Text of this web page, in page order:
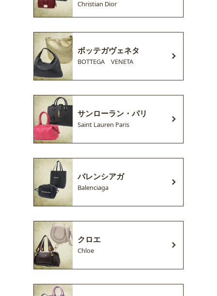
Christian Dior
ボッテガヴェネタ
BOTTEGA VENETA
サンローラン・パリ
Saint Lauren Paris
バレンシアガ
Balenciaga
クロエ
Chloe